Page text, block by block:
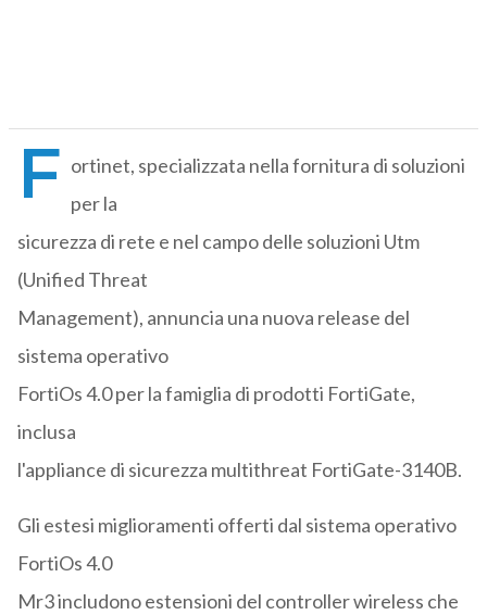
F ortinet, specializzata nella fornitura di soluzioni
per la
sicurezza di rete e nel campo delle soluzioni Utm
(Unified Threat
Management), annuncia una nuova release del
sistema operativo
FortiOs 4.0 per la famiglia di prodotti FortiGate,
inclusa
l'appliance di sicurezza multithreat FortiGate-3140B.
Gli estesi miglioramenti offerti dal sistema operativo
FortiOs 4.0
Mr3 includono estensioni del controller wireless che